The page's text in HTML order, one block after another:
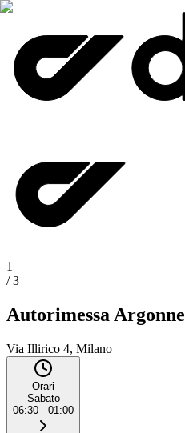
1
/3
Autorimessa Argonne
Via Illirico 4, Milano
Orari
Sabato
06:30 - 01:00